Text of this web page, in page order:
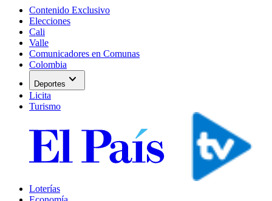
Contenido Exclusivo
Elecciones
Cali
Valle
Comunicadores en Comunas
Colombia
Deportes expand_more
Licita
Turismo
Loterías